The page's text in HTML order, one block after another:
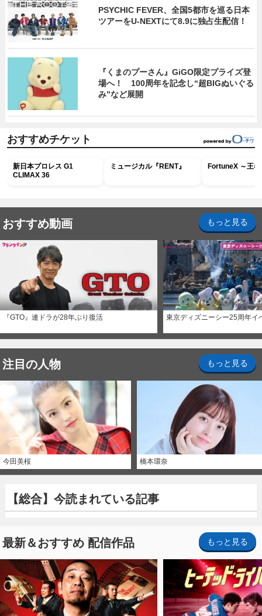
PSYCHIC FEVER、全国5都市を巡る日本
ツアーをU‐NEXTにて8.9に独占生配信！
『くまのプーさん』GiGO限定プライズ登
場へ！ 100周年を記念し“超BIGぬいぐる
み”など展開
おすすめチケット
新日本プロレス G1
CLIMAX 36
ミュージカル『RENT』 FortuneX ～王
おすすめ動画 もっと見る
『GTO』連ドラが28年ぶり復活 東京ディズニーシー25周年イ
注目の人物 もっと見る
今田美桜 橋本環奈
【総合】今読まれている記事
最新＆おすすめ 配信作品 もっと見る